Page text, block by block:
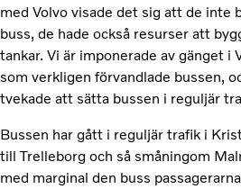
med Volvo visade det sig att de inte
buss, de hade också resurser att
tankar. Vi är imponerade av gänget i
som verkligen förvandlade bussen,
tvekade att sätta bussen i reguljär
Bussen har gått i reguljär trafik i
till Trelleborg och så småningom
med marginal den buss